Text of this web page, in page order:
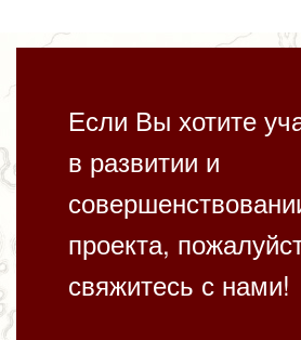
Если Вы хотите
в развитии и
проекта,
свяжитесь с нами!